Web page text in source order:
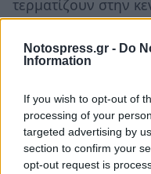
Notospress.gr - Do
Information
If you wish to opt-out of
processing of your
targeted advertising by
section to confirm your
opt-out request is
τερματίζουν στην
19:30 ενώ το βράδυ
21:00 στο κλειστό
γίνουν οι